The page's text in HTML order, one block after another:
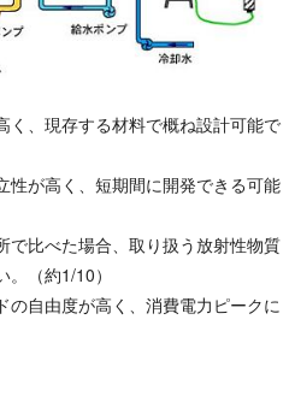
く、現存する材料で概ね設計可能で
性が高く、短期間に開発できる可能
で比べた場合、取り扱う放射性物質
（約1/10）
の自由度が高く、消費電力ピークに